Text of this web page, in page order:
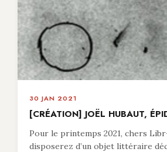
30 JAN 2021
[CRÉATION] JOËL HUBAUT,
Pour le printemps 2021, chers
disposerez d’un objet littéraire